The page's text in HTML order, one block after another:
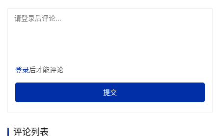
请登录后评论...
登录后才能评论
提交
评论列表